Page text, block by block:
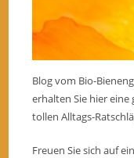
Blog vom Bio-
erhalten Sie hier eine
tollen Alltags-
Freuen Sie sich auf